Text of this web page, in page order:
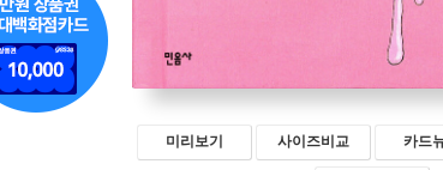
미리보기 사이즈비교 카드